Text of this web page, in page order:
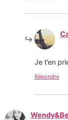
Je t’en
Répondre